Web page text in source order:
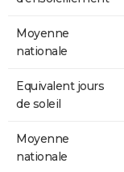
Moyenne
nationale
Equivalent jours
de soleil
Moyenne
nationale